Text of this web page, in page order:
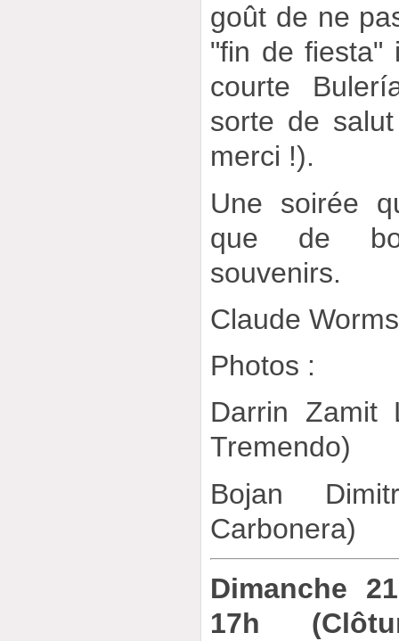
goût de ne
"fin de fiesta"
courte
sorte de
merci !).
Une soirée
que de
souvenirs.
Claude Worms
Photos :
Darrin
Tremendo)
Bojan
Carbonera)
Dimanche
17h